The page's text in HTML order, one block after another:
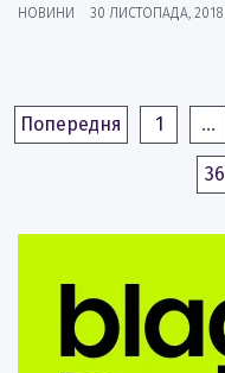
НОВИНИ 30 ЛИСТОПАДА, 2018
Попередня 1 …
36